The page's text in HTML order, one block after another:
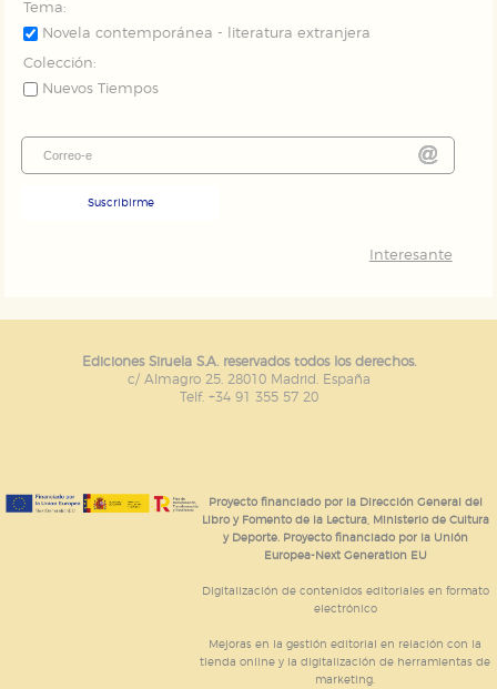
Tema:
Novela contemporánea - literatura extranjera
Colección:
Nuevos Tiempos
Suscribirme
Interesante
Ediciones Siruela S.A. reservados todos los derechos.
c/ Almagro 25. 28010 Madrid. España
Telf. +34 91 355 57 20
Proyecto financiado por la Dirección General del
Libro y Fomento de la Lectura, Ministerio de Cultura
y Deporte. Proyecto financiado por la Unión
Europea-Next Generation EU
Digitalización de contenidos editoriales en formato
electrónico
Mejoras en la gestión editorial en relación con la
tienda online y la digitalización de herramientas de
marketing.